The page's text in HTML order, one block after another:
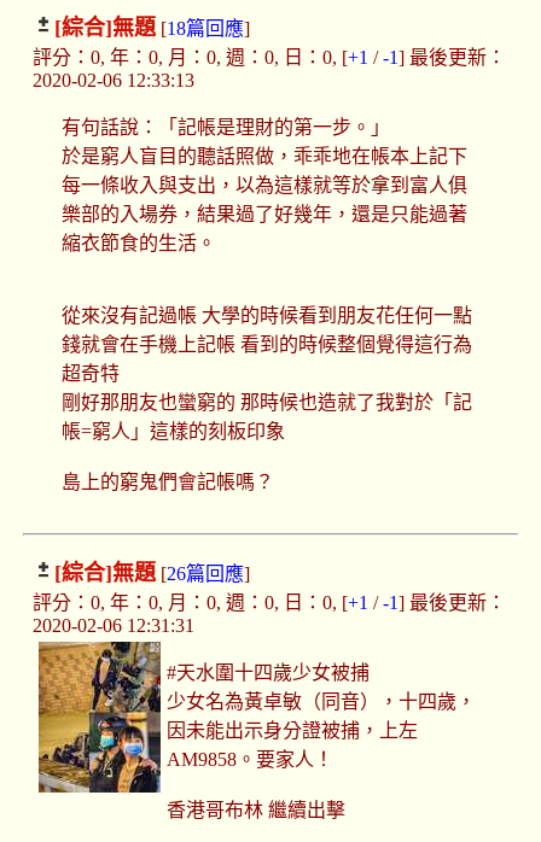
[綜合]無題[18篇回應]
評分：0, 年：0, 月：0, 週：0, 日：0, [+1 /-1] 最後更新：
2020-02-06 12:33:13
有句話說：「記帳是理財的第一步。」
於是窮人盲目的聽話照做，乖乖地在帳本上記下
每一條收入與支出，以為這樣就等於拿到富人俱
樂部的入場券，結果過了好幾年，還是只能過著
縮衣節食的生活。
從來沒有記過帳 大學的時候看到朋友花任何一點
錢就會在手機上記帳 看到的時候整個覺得這行為
超奇特
剛好那朋友也蠻窮的 那時候也造就了我對於「記
帳=窮人」這樣的刻板印象
島上的窮鬼們會記帳嗎？
[綜合]無題[26篇回應]
評分：0, 年：0, 月：0, 週：0, 日：0, [+1 /-1] 最後更新：
2020-02-06 12:31:31
#天水圍十四歲少女被捕
少女名為黃卓敏（同音），十四歲，
因未能出示身分證被捕，上左
AM9858。要家人！
香港哥布林 繼續出擊